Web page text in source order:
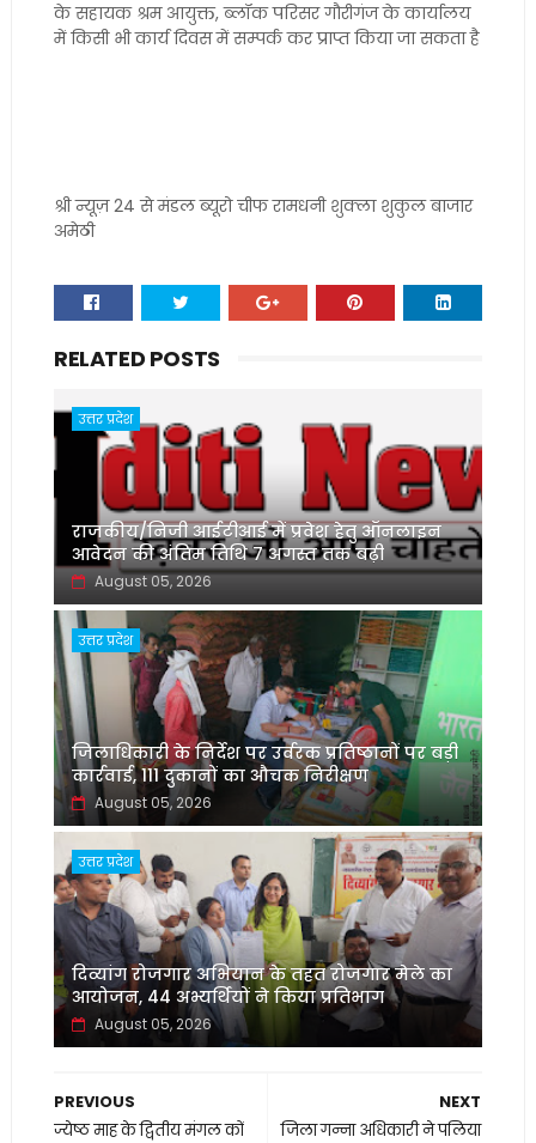
के सहायक श्रम आयुक्त, ब्लॉक परिसर गौरीगंज के कार्यालय
में किसी भी कार्य दिवस में सम्पर्क कर प्राप्त किया जा सकता है
श्री न्यूज़ 24 से मंडल ब्यूरो चीफ रामधनी शुक्ला शुकुल बाजार
अमेठी
RELATED POSTS
उत्तर प्रदेश
राजकीय/निजी आईटीआई में प्रवेश हेतु ऑनलाइन
आवेदन की अंतिम तिथि 7 अगस्त तक बढ़ी
August 05, 2026
उत्तर प्रदेश
जिलाधिकारी के निर्देश पर उर्वरक प्रतिष्ठानों पर बड़ी
कार्रवाई, 111 दुकानों का औचक निरीक्षण
August 05, 2026
उत्तर प्रदेश
दिव्यांग रोजगार अभियान के तहत रोजगार मेले का
आयोजन, 44 अभ्यर्थियों ने किया प्रतिभाग
August 05, 2026
NEXT
जिला गन्ना अधिकारी ने पलिया
PREVIOUS
ज्येष्ठ माह के द्वितीय मंगल कों